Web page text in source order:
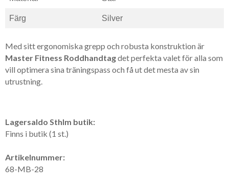
Färg Silver
Med sitt ergonomiska grepp och robusta konstruktion är
Master Fitness Roddhandtagdet perfekta valet för alla som
vill optimera sina träningspass och få ut det mesta av sin
utrustning.
Lagersaldo Sthlm butik:
Finns i butik (1 st.)
Artikelnummer:
68-MB-28